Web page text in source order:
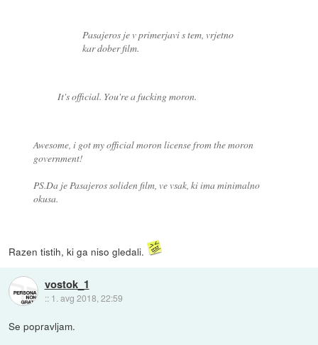
Pasajeros je v primerjavi s tem, vrjetno
kar dober film.
It's official. You're a fucking moron.
Awesome, i got my official moron license from the moron
government!
PS.Da je Pasajeros soliden film, ve vsak, ki ima minimalno
okusa.
Razen tistih, ki ga niso gledali.
vostok_1
:: 1. avg 2018, 22:59
Se popravljam.